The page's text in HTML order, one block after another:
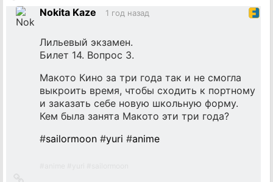
на
источникNokita Kaze 1 год назад
Лильевый экзамен.
Билет 14. Вопрос 3.
Макото Кино за три года так и не смогла
выкроить время, чтобы сходить к портному
и заказать себе новую школьную форму.
Кем была занята Макото эти три года?
#sailormoon #yuri #anime